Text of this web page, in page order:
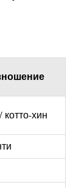
хин